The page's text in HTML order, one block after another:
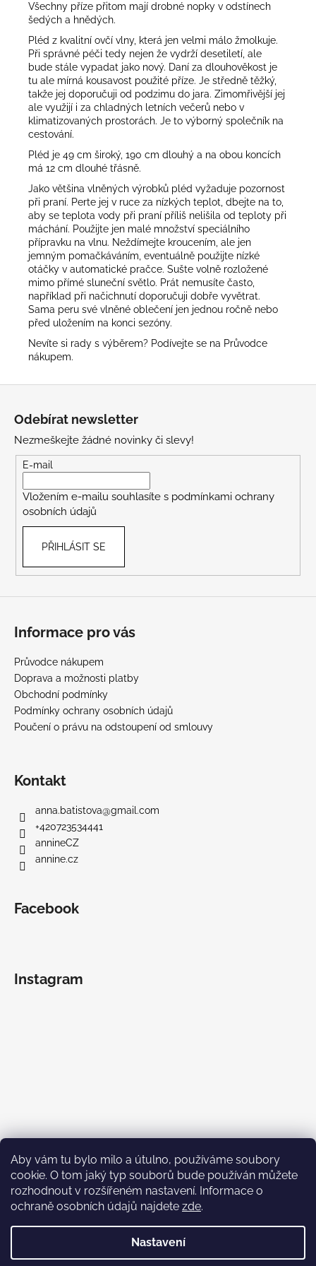
Aby vám tu bylo milo a útulno, používáme soubory
cookie. O tom jaký typ souborů bude používán můžete
rozhodnout v rozšířeném nastavení. Informace o
ochraně osobních údajů najdete zde.
Nastavení
Všechny příze přitom mají drobné nopky v odstínech
šedých a hnědých.
Pléd z kvalitní ovčí vlny, která jen velmi málo žmolkuje.
Při správné péči tedy nejen že vydrží desetiletí, ale
bude stále vypadat jako nový. Daní za dlouhověkost je
tu ale mírná kousavost použité příze. Je středně těžký,
takže jej doporučuji od podzimu do jara. Zimomřivější jej
ale využijí i za chladných letních večerů nebo v
klimatizovaných prostorách. Je to výborný společník na
cestování.
Pléd je 49 cm široký, 190 cm dlouhý a na obou koncích
má 12 cm dlouhé třásně.
Jako většina vlněných výrobků pléd vyžaduje pozornost
při praní. Perte jej v ruce za nízkých teplot, dbejte na to,
aby se teplota vody při praní příliš nelišila od teploty při
máchání. Použijte jen malé množství speciálního
přípravku na vlnu. Neždímejte kroucením, ale jen
jemným pomačkáváním, eventuálně použijte nízké
otáčky v automatické pračce. Sušte volně rozložené
mimo přímé sluneční světlo. Prát nemusíte často,
například při načichnutí doporučuji dobře vyvětrat.
Sama peru své vlněné oblečení jen jednou ročně nebo
před uložením na konci sezóny.
Nevíte si rady s výběrem? Podívejte se na Průvodce
nákupem.
Odebírat newsletter
Nezmeškejte žádné novinky či slevy!
E-mail
Vložením e-mailu souhlasíte s podmínkami ochrany
osobních údajů
PŘIHLÁSIT SE
Informace pro vás
Průvodce nákupem
Doprava a možnosti platby
Obchodní podmínky
Podmínky ochrany osobních údajů
Poučení o právu na odstoupení od smlouvy
Kontakt
anna.batistova@gmail.com
+420723534441
annineCZ
annine.cz
Facebook
Instagram